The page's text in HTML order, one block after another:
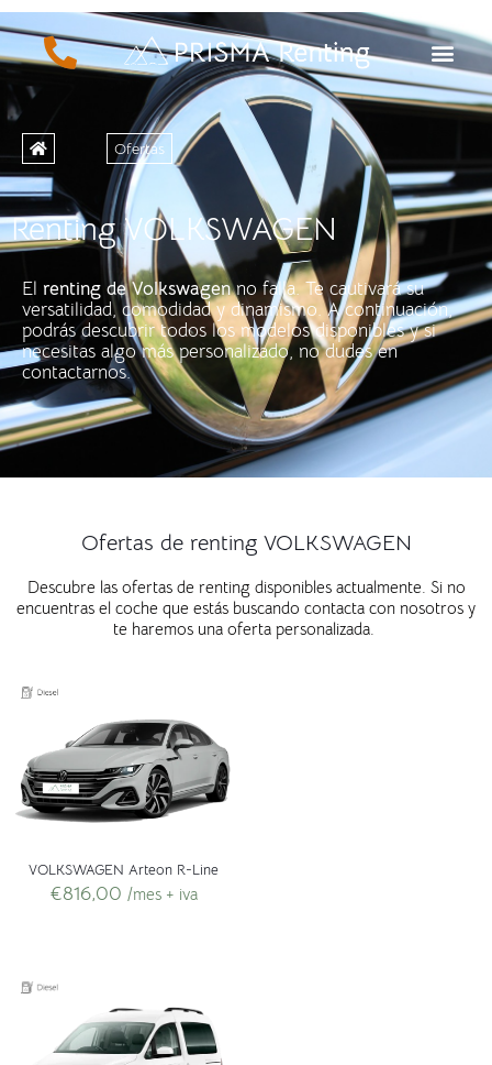
Ofertas
Renting VOLKSWAGEN
El renting de Volkswagenno falla. Te cautivará su
versatilidad, comodidad y dinamismo. A continuación,
podrás descubrir todos los modelos disponibles y si
necesitas algo más personalizado, no dudes en
contactarnos.
Ofertas de renting VOLKSWAGEN
Descubre las ofertas de renting disponibles actualmente. Si no
encuentras el coche que estás buscando contacta con nosotros y
te haremos una oferta personalizada.
VOLKSWAGEN Arteon R-Line
€816,00 /mes + iva